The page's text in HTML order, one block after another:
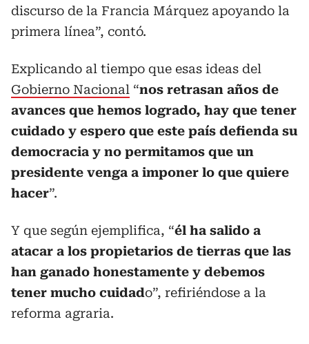
discurso de la Francia Márquez apoyando la
primera línea”, contó.
Explicando al tiempo que esas ideas del
Gobierno Nacional “nos retrasan años de
avances que hemos logrado, hay que tener
cuidado y espero que este país defienda su
democracia y no permitamos que un
presidente venga a imponer lo que quiere
hacer”.
Y que según ejemplifica, “él ha salido a
atacar a los propietarios de tierras que las
han ganado honestamente y debemos
tener mucho cuidado”, refiriéndose a la
reforma agraria.